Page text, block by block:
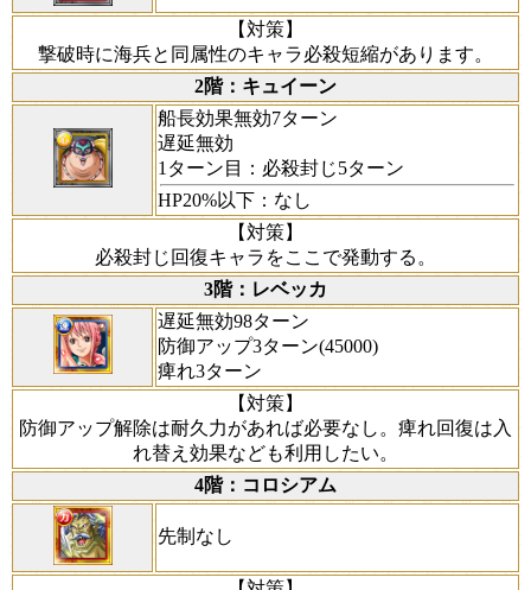
【対策】
撃破時に海兵と同属性のキャラ必殺短縮があります。
2階：キュイーン
船長効果無効7ターン
遅延無効
1ターン目：必殺封じ5ターン
HP20%以下：なし
【対策】
必殺封じ回復キャラをここで発動する。
3階：レベッカ
遅延無効98ターン
防御アップ3ターン(45000)
痺れ3ターン
【対策】
防御アップ解除は耐久力があれば必要なし。痺れ回復は入
れ替え効果なども利用したい。
4階：コロシアム
先制なし